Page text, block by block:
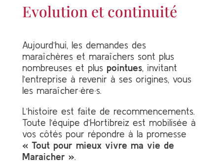
Evolution et continuité
Aujourd’hui, les demandes des
maraîchères et maraîchers sont plus
nombreuses et plus pointues, invitant
l’entreprise à revenir à ses origines, vous
les maraîcher·ère·s.
L’histoire est faite de recommencements.
Toute l’équipe d’Hortibreiz est mobilisée à
vos côtés pour répondre à la promesse
« Tout pour mieux vivre ma vie de
Maraicher ».